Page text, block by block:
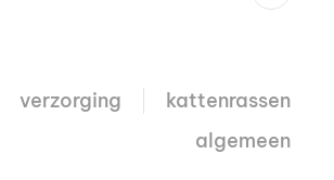
verzorging
kattenrassen
algemeen